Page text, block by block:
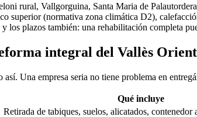
rural, Vallgorguina, Santa Maria de
superior (normativa zona climática D2),
los plazos también: una rehabilitación completa
integral del Vallès
Una empresa seria no tiene problema en
Qué incluye
Retirada de tabiques, suelos, alicatados, contenedor